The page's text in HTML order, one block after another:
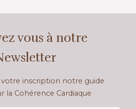
vous à notre
votre inscription notre guide
la Cohérence Cardiaque